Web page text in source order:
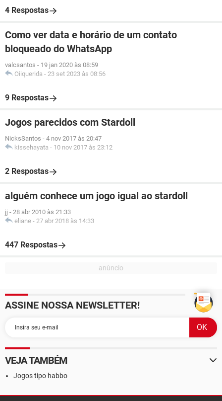
4 Respostas
Como ver data e horário de um contato
bloqueado do WhatsApp
valcsantos - 19 jan 2020 às 08:59
Oiiquerida - 23 set 2023 às 08:56
9 Respostas
Jogos parecidos com Stardoll
NicksSantos - 4 nov 2017 às 20:47
kissehayata - 10 nov 2017 às 23:12
2 Respostas
alguém conhece um jogo igual ao stardoll
jj - 28 abr 2010 às 21:33
eliane - 27 abr 2018 às 14:33
447 Respostas
ASSINE NOSSA NEWSLETTER!
VEJA TAMBÉM
Jogos tipo habbo